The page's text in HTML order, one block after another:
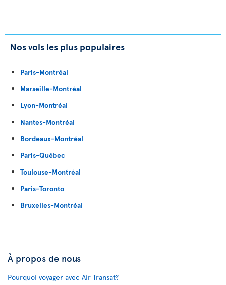
Nos vols les plus populaires
Paris-Montréal
Marseille-Montréal
Lyon-Montréal
Nantes-Montréal
Bordeaux-Montréal
Paris-Québec
Toulouse-Montréal
Paris-Toronto
Bruxelles-Montréal
À propos de nous
Pourquoi voyager avec Air Transat?